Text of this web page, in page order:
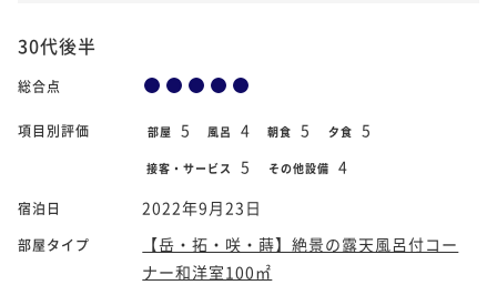
30代後半
総合点
項目別評価 部屋 5 風呂 4 朝食 5 夕食 5
接客・サービス 5 その他設備 4
宿泊日 2022年9月23日
部屋タイプ
【岳・拓・咲・蒔】絶景の露天風呂付コー
ナー和洋室100㎡